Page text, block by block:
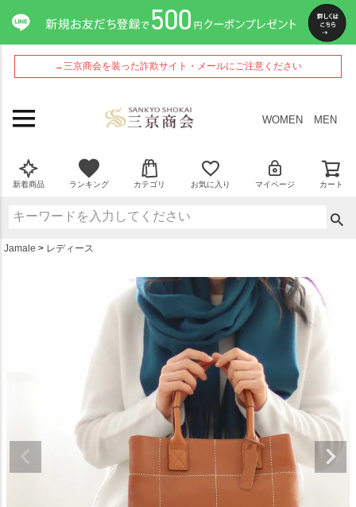
→三京商会を装った詐欺サイト・メールにご注意ください
WOMEN MEN
新着商品 ランキング カテゴリ お気に入り マイページ カート
Jamale レディース
ペー
ジト
ップ
へ